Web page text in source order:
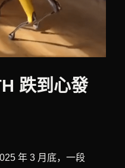
跌到心發
年 3 月底，一段